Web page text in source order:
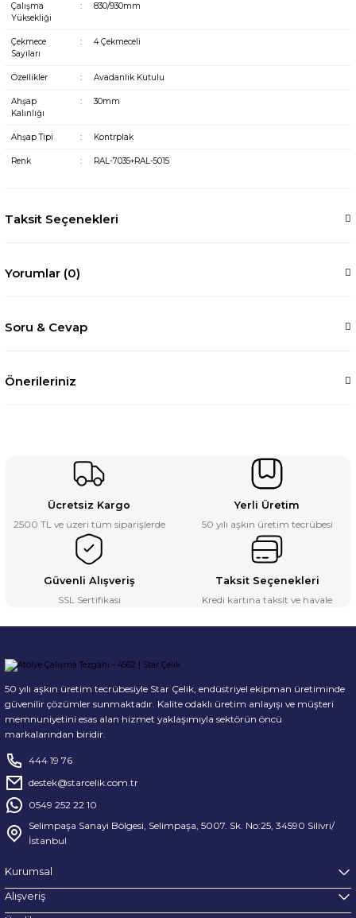
Çalışma
Yüksekliği
: 830/930mm
Çekmece
Sayıları
: 4 Çekmeceli
Özellikler : Avadanlık Kutulu
Ahşap
Kalınlığı
: 30mm
Ahşap Tipi : Kontrplak
Renk : RAL-7035+RAL-5015
Taksit Seçenekleri
Yorumlar (0)
Soru & Cevap
Önerileriniz
Ücretsiz Kargo
2500 TL ve üzeri tüm siparişlerde
Yerli Üretim
50 yılı aşkın üretim tecrübesi
Güvenli Alışveriş
SSL Sertifikası
Taksit Seçenekleri
Kredi kartına taksit ve havale
50 yılı aşkın üretim tecrübesiyle Star Çelik, endüstriyel ekipman üretiminde
güvenilir çözümler sunmaktadır. Kalite odaklı üretim anlayışı ve müşteri
memnuniyetini esas alan hizmet yaklaşımıyla sektörün öncü
markalarından biridir.
444 19 76
destek@starcelik.com.tr
0549 252 22 10
Selimpaşa Sanayi Bölgesi, Selimpaşa, 5007. Sk. No:25, 34590 Silivri/
İstanbul
Kurumsal
Alışveriş